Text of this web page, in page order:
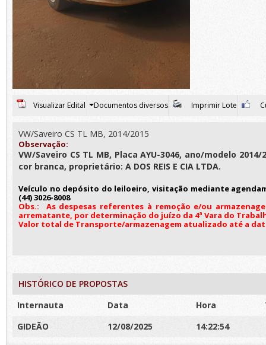
Visualizar Edital Documentos diversos Imprimir Lote
VW/Saveiro CS TL MB, 2014/2015
Observação:
VW/Saveiro CS TL MB, Placa AYU-3046, ano/modelo 2014/
cor branca, proprietário: A DOS REIS E CIA LTDA.
Veículo no depósito do leiloeiro, visitação mediante
(44) 3026-8008
Obs.:
As despesas referentes à remoção e/ou
arrematante, por determinação do juízo da 4ª Vara do
Valor total de Transporte/armazenagem atualizado até a data
HISTÓRICO DE PROPOSTAS
Internauta
Data Hora
GIDEÃO
12/08/2025 14:22:54